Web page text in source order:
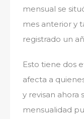
mensual se
mes anterior y
registrado un
Esto tiene dos
afecta a
y revisan ahora
mensualidad